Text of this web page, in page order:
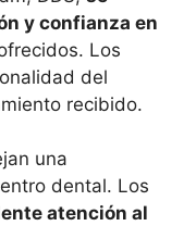
y confianza en
Los
del
recibido.
una
dental. Los
atención al